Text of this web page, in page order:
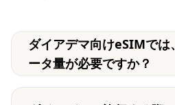
ダイアデマ向けeSIMでは
ータ量が必要ですか？